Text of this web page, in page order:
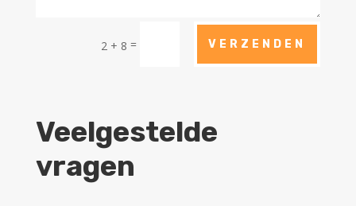
2 + 8 = VERZENDEN
Veelgestelde
vragen